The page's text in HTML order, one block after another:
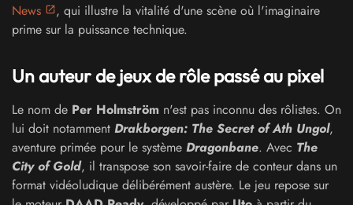
News
, qui illustre la vitalité d'une scène où l'imaginaire
prime sur la puissance technique.
Un auteur de jeux de rôle passé au pixel
Le nom de Per Holmström n'est pas inconnu des rôlistes. On
lui doit notamment Drakborgen: The Secret of Ath Ungol,
aventure primée pour le système Dragonbane. Avec The
City of Gold, il transpose son savoir-faire de conteur dans un
format vidéoludique délibérément austère. Le jeu repose sur